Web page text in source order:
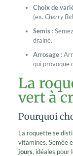
Choix de
(ex. Cherry
Semis:
drainé.
Arrosage:
qui provoque
La
vert à
Pourquoi
La roquette se
vitamines. Semée
jours, idéales pour